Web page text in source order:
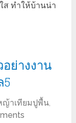
ส ทำให้บ้านน่า
ย่างงาน
5
ญ้าเทียมปูพื้น,